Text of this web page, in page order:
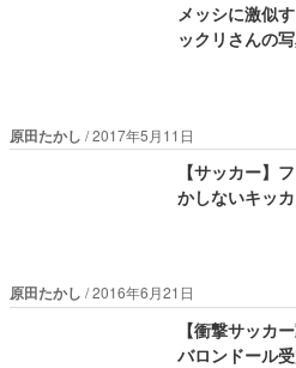
メッシに激似
ックリさんの
原田たかし 2017年5月11日
【サッカー】
かしないキッ
原田たかし 2016年6月21日
【衝撃サッカ
バロンドール